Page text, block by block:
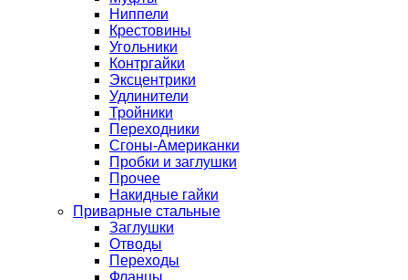
Ниппели
Крестовины
Угольники
Контргайки
Эксцентрики
Удлинители
Тройники
Переходники
Сгоны-Американки
Пробки и заглушки
Прочее
Накидные гайки
Приварные стальные
Заглушки
Отводы
Переходы
Фланцы